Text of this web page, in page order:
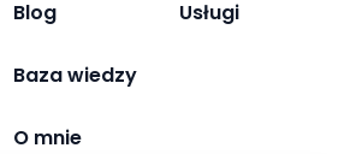
Blog
Baza wiedzy
O mnie
Usługi